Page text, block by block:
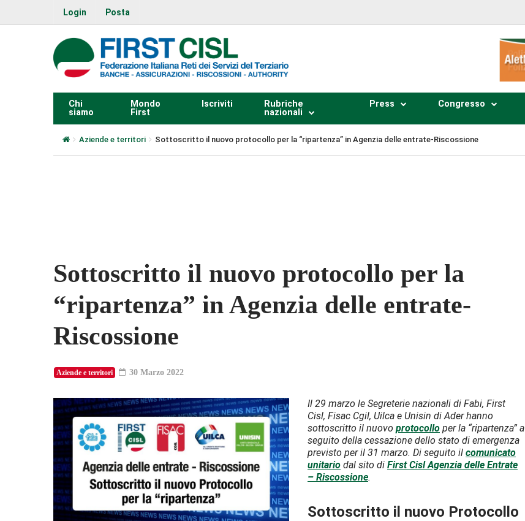
Login Posta
Chi
siamo
Mondo
First
Iscriviti
Rubriche
nazionali
Press Congresso
Aziende e territori Sottoscritto il nuovo protocollo per la “ripartenza” in Agenzia delle entrate-Riscossione
Sottoscritto il nuovo protocollo per la
“ripartenza” in Agenzia delle entrate-
Riscossione
Aziende e territori 30 Marzo 2022
Il 29 marzo le Segreterie nazionali di Fabi, First
Cisl, Fisac Cgil, Uilca e Unisin di Ader hanno
sottoscritto il nuovo protocollo per la “ripartenza” a
seguito della cessazione dello stato di emergenza
previsto per il 31 marzo. Di seguito il comunicato
unitario dal sito di First Cisl Agenzia delle Entrate
– Riscossione.
Sottoscritto il nuovo Protocollo